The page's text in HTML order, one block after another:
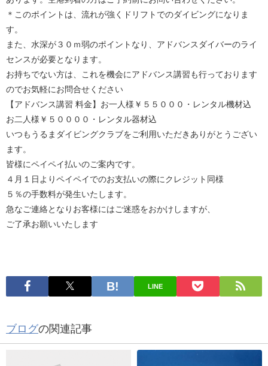
＊このポイントは、流れが強くドリフトでのダイビングになりま
す。
また、水深が３０ｍ弱のポイントなり、アドバンスダイバーのライ
センスが必要となります。
お持ちでない方は、これを機会にアドバンス講習も行っております
のでお気軽にお問合せください
【アドバンス講習 料金】お一人様￥５５０００・レンタル機材込
お二人様￥５００００・レンタル器材込
いつもうるまダイビングクラブをご利用いただきありがとうござい
ます。
皆様にペイペイ払いのご案内です。
４月１日よりペイペイでのお支払いの際にクレジット同様
５％の手数料が発生いたします。
急なご連絡となりお客様にはご迷惑をおかけしますが、
ご了承お願いいたします
LINE
ブログの関連記事